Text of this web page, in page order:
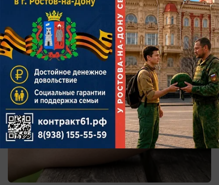
Пострадавшая обратилась за помощью, когда
место укуса начало сильно болеть